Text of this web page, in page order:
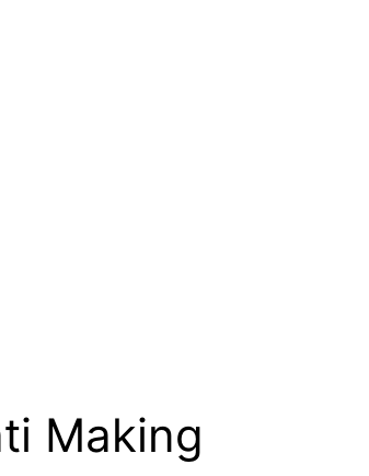
Making